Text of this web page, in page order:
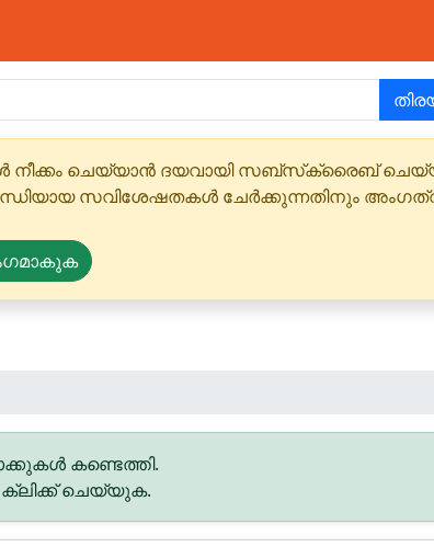
നീക്കം ചെയ്യാൻ ദയവായി സബ്‌സ്‌ക്രൈബ്
സവിശേഷതകൾ ചേർക്കുന്നതിനും
കണ്ടെത്തി.
ക്ലിക്ക് ചെയ്യുക.